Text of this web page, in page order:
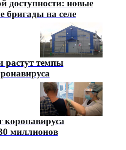
доступности: новые
на селе
растут темпы
коронавируса
миллионов